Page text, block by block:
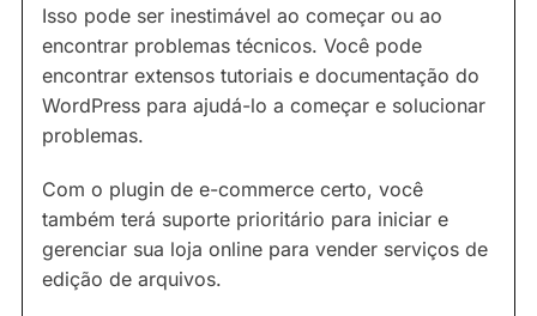
Isso pode ser inestimável ao começar ou ao
encontrar problemas técnicos. Você pode
encontrar extensos tutoriais e documentação do
WordPress para ajudá-lo a começar e solucionar
problemas.
Com o plugin de e-commerce certo, você
também terá suporte prioritário para iniciar e
gerenciar sua loja online para vender serviços de
edição de arquivos.